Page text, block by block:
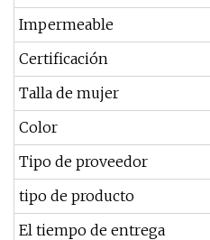
Impermeable
Certificación
Talla de mujer
Color
Tipo de proveedor
tipo de producto
El tiempo de entrega